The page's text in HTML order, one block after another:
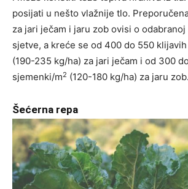
posijati u nešto vlažnije tlo.
za jari ječam i jaru zob ovisi o
sjetve, a kreće se od 400 do 550
(190-235 kg/ha) za jari ječam i od 300
sjemenki/m2 (120-180 kg/ha) za jaru zob.
Šećerna repa